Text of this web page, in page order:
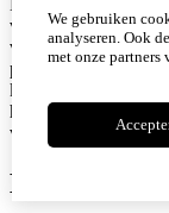
De boorschroeven
voor een snelle en
verbindingen en
praktijkervaring in
kwaliteitsschroeven
hebben, daarbij
voor moeiteloos
Kenmerken:
We gebruiken
analyseren. Ook
met onze partners